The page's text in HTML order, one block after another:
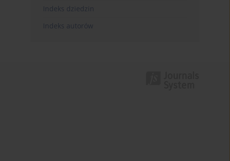
Indeks dziedzin
Indeks autorów